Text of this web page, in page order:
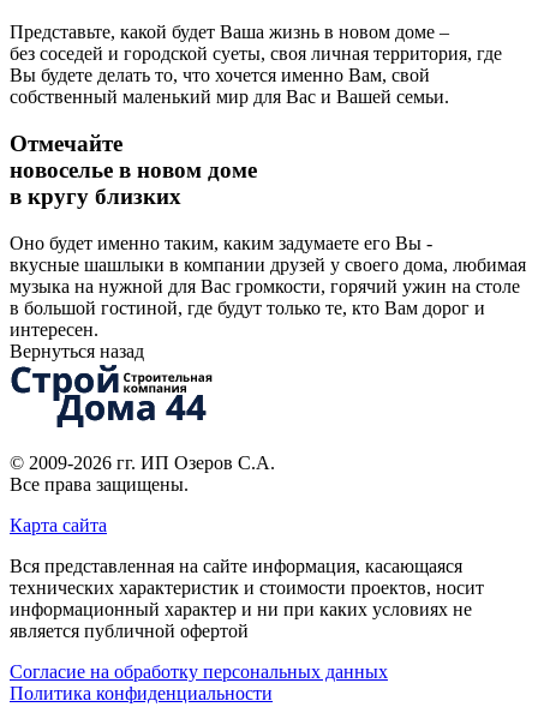
Представьте, какой будет Ваша жизнь в новом доме –
без соседей и городской суеты, своя личная территория, где
Вы будете делать то, что хочется именно Вам, свой
собственный маленький мир для Вас и Вашей семьи.
Отмечайте
новоселье в новом доме
в кругу близких
Оно будет именно таким, каким задумаете его Вы -
вкусные шашлыки в компании друзей у своего дома, любимая
музыка на нужной для Вас громкости, горячий ужин на столе
в большой гостиной, где будут только те, кто Вам дорог и
интересен.
Вернуться назад
© 2009-2026 гг. ИП Озеров С.А.
Все права защищены.
Карта сайта
Вся представленная на сайте информация, касающаяся
технических характеристик и стоимости проектов, носит
информационный характер и ни при каких условиях не
является публичной офертой
Согласие на обработку персональных данных
Политика конфиденциальности